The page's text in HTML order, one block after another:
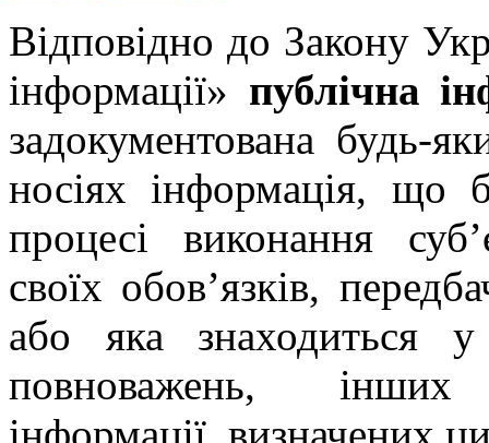
Відповідно до Закону
інформації» публічна
задокументована будь-
носіях інформація, що
процесі виконання
своїх обов’язків,
або яка знаходиться у
повноважень, інших